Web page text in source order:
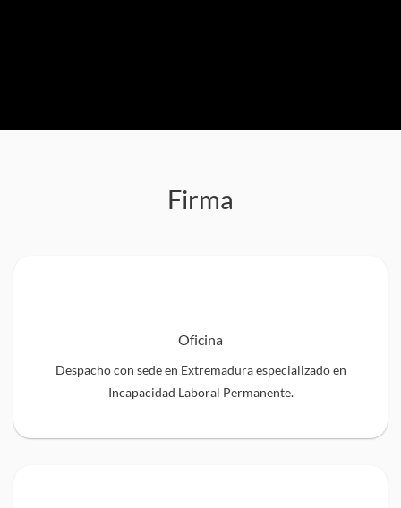
Firma
Oficina
Despacho con sede en Extremadura especializado en
Incapacidad Laboral Permanente.